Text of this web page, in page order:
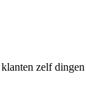
zelf